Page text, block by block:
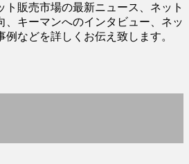
ト販売市場の最新ニュース、ネット
、キーマンへのインタビュー、ネッ
例などを詳しくお伝え致します。